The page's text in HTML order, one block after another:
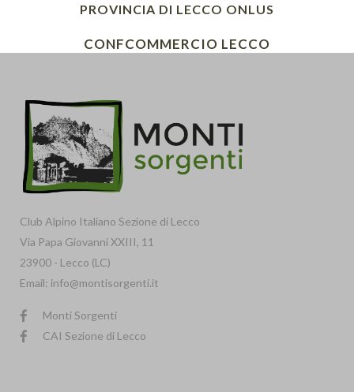
PROVINCIA DI LECCO ONLUS
CONFCOMMERCIO LECCO
Club Alpino Italiano Sezione di Lecco
Via Papa Giovanni XXIII, 11
23900 - Lecco (LC)
Email: info@montisorgenti.it
Monti Sorgenti
CAI Sezione di Lecco